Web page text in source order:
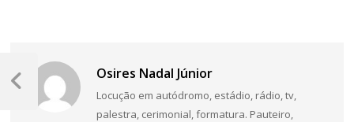
Osires Nadal Júnior
Locução em autódromo, estádio, rádio, tv,
palestra, cerimonial, formatura. Pauteiro,
Navegação
de
Post
Anterior